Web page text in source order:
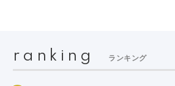
ranking ランキング